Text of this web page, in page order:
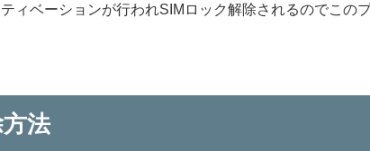
ィベーションが行われSIMロック解除されるのでこの
法